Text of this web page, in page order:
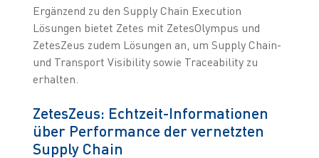
Ergänzend zu den Supply Chain Execution
Lösungen bietet Zetes mit ZetesOlympus und
ZetesZeus zudem Lösungen an, um Supply Chain-
und Transport Visibility sowie Traceability zu
erhalten.
ZetesZeus: Echtzeit-Informationen
über Performance der vernetzten
Supply Chain